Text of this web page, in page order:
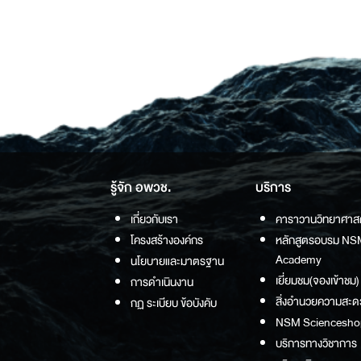
รู้จัก อพวช.
เกี่ยวกับเรา
โครงสร้างองค์กร
นโยบายและมาตรฐาน
การดำเนินงาน
กฏ ระเบียบ ข้อบังคับ
บริการ
คาราวานวิทยาศา
หลักสูตรอบรม
Academy
เยี่ยมชม(จองเข้าชม)
สิ่งอำนวยความสะ
NSM
บริการทางวิชาการ